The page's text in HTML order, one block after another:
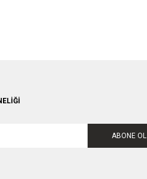
ABONE OL